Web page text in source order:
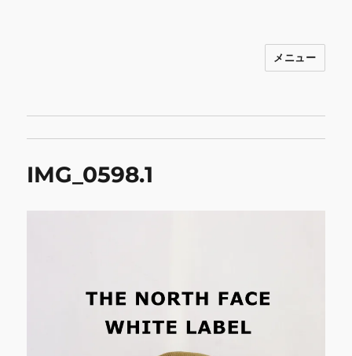
INNOCENCE ～日常に彩りを～ フ
物 etc販売 江戸川区瑞江
メニュー
IMG_0598.1